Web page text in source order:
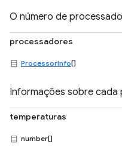
O número de
processadores
ProcessorInfo[]
Informações sobre
temperaturas
number[]